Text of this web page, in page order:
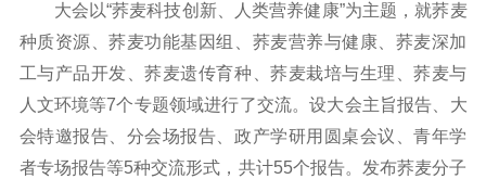
大会以“荞麦科技创新、人类营养健康”为主题，就荞麦
种质资源、荞麦功能基因组、荞麦营养与健康、荞麦深加
工与产品开发、荞麦遗传育种、荞麦栽培与生理、荞麦与
人文环境等7个专题领域进行了交流。设大会主旨报告、大
会特邀报告、分会场报告、政产学研用圆桌会议、青年学
者专场报告等5种交流形式，共计55个报告。发布荞麦分子